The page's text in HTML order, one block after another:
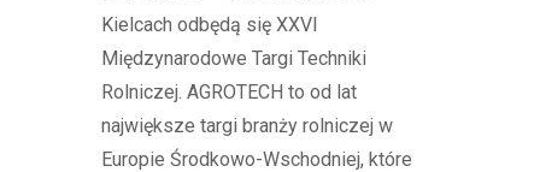
Kielcach odbędą się XXVI
Międzynarodowe Targi Techniki
Rolniczej. AGROTECH to od lat
największe targi branży rolniczej w
Europie Środkowo-Wschodniej, które